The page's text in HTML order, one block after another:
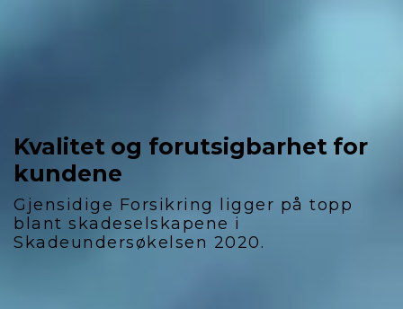
Kvalitet og forutsigbarhet for
kundene
Gjensidige Forsikring ligger på topp
blant skadeselskapene i
Skadeundersøkelsen 2020.